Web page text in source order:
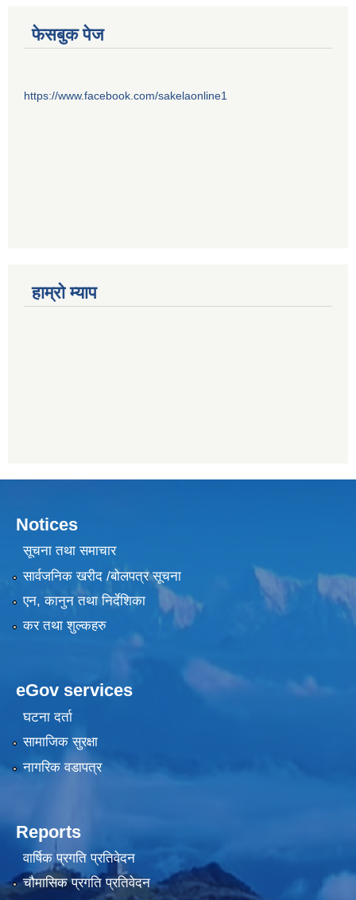
फेसबुक पेज
https://www.facebook.com/sakelaonline1
हाम्राे म्याप
Notices
सूचना तथा समाचार
सार्वजनिक खरीद /बोलपत्र सूचना
एन, कानुन तथा निर्देशिका
कर तथा शुल्कहरु
eGov services
घटना दर्ता
सामाजिक सुरक्षा
नागरिक वडापत्र
Reports
वार्षिक प्रगति प्रतिवेदन
चौमासिक प्रगति प्रतिवेदन